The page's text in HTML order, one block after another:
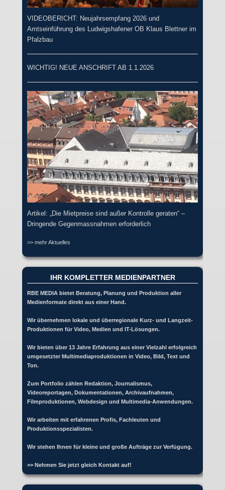
VIDEOBERICHT: Neujahrsempfang 2026 und
Amtseinführung des Ludwigshafener OB Klaus Blettner im
Pfalzbau
WICHTIG! NEUE ANSCHRIFT AB 1.1.2026
Artikel: „Die Mietpreise sind außer Kontrolle geraten“ –
Dringende Gegenmassnahmen erforderlich
>> mehr Aktuelles
IHR KOMPLETTER MEDIENPARTNER
RBE MEDIA bietet Beratung, Planung und Produktion aller
Medienformate direkt aus einer Hand.
Wir übernehmen lokale und überregionale Kurz- und Langzeit-
Produktionen für Video, Medien und IT-Lösungen.
Wir bieten über 13 Jahre Erfahrung aus einer Vielzahl erfolgreich
umgesetzter Multimediaproduktionen in Video, Bild, Text und
Ton.
Zum Portfolio zählen Redaktion, Journalismus,
Videoreportagen, Dokumentationen, Archivaufnahmen,
Filmproduktionen, Webdesign und Multimedia-Anwendungen.
Wir arbeiten mit erfahrenen Profis, Fachleuten und
Produktionsspezialisten.
Wir stehen Ihnen für kleine und große Aufträge zur Verfügung.
>> Nehmen Sie jetzt gleich Kontakt auf!